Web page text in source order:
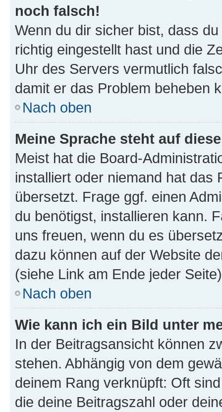
noch falsch!
Wenn du dir sicher bist, dass
richtig eingestellt hast und die
Uhr des Servers vermutlich
damit er das Problem beheben
Nach oben
Meine Sprache steht auf
Meist hat die Board-
installiert oder niemand hat das
übersetzt. Frage ggf. einen
du benötigst, installieren kann.
uns freuen, wenn du es
dazu können auf der Website
(siehe Link am Ende jeder
Nach oben
Wie kann ich ein Bild unter
In der Beitragsansicht können
stehen. Abhängig von dem
deinem Rang verknüpft: Oft
die deine Beitragszahl oder